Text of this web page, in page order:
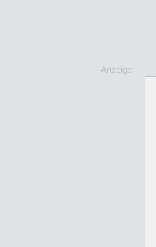
Anzeige